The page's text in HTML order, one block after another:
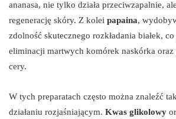
ananasa, nie tylko działa przeciwzapalnie,
regenerację skóry. Z kolei papaina,
zdolność skutecznego rozkładania białek,
eliminacji martwych komórek naskórka
cery.
W tych preparatach często można znaleźć
działaniu rozjaśniającym. Kwas glikolowy